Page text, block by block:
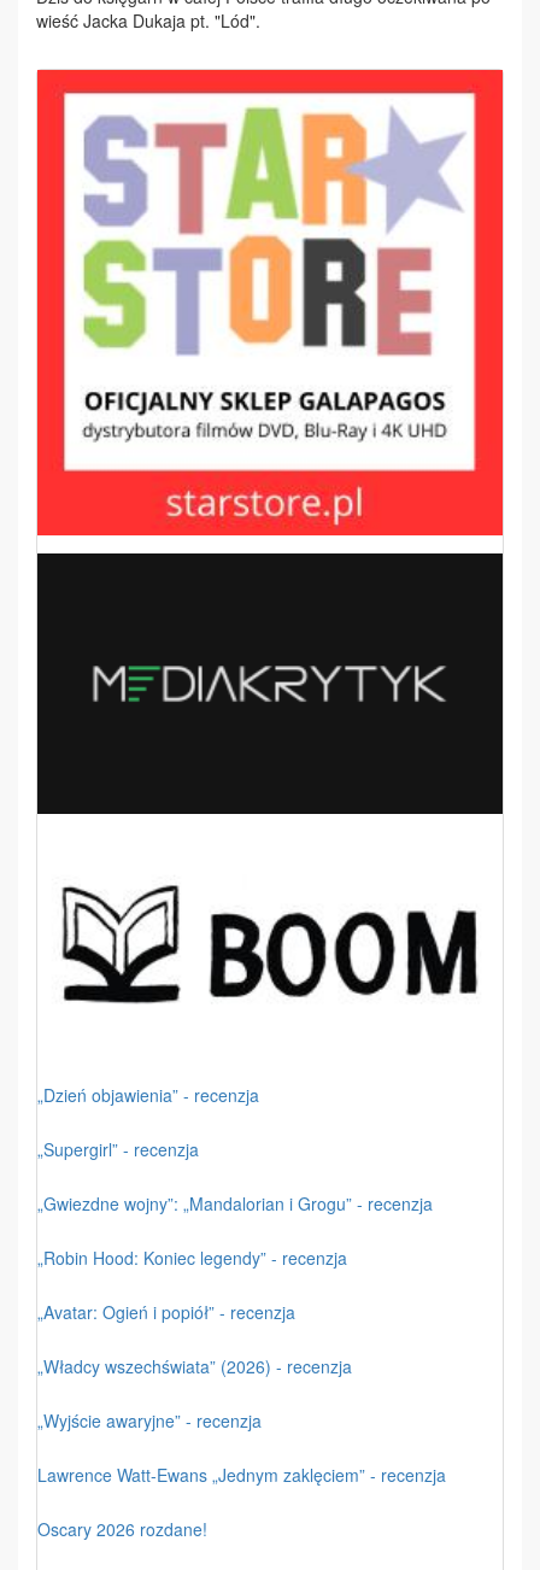
wieść Jac­ka Du­ka­ja pt. "Lód".
„Dzień objawienia” - recenzja
„Supergirl” - recenzja
„Gwiezdne wojny”: „Mandalorian i Grogu” - recenzja
„Robin Hood: Koniec legendy” - recenzja
„Avatar: Ogień i popiół” - recenzja
„Władcy wszechświata” (2026) - recenzja
„Wyjście awaryjne” - recenzja
Lawrence Watt-Ewans „Jednym zaklęciem” - recenzja
Oscary 2026 rozdane!